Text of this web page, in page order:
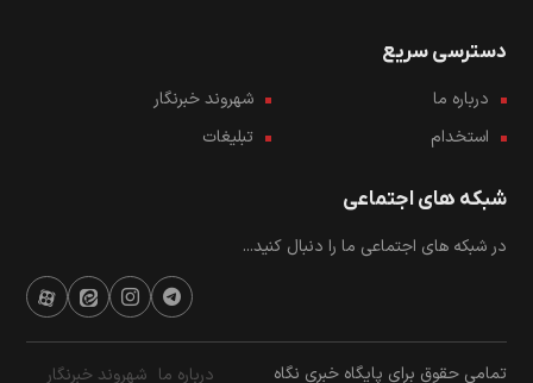
دسترسی سریع
درباره ما
شهروند خبرنگار
استخدام
تبلیغات
شبکه های اجتماعی
در شبکه های اجتماعی ما را دنبال کنید...
تمامی حقوق برای پایگاه خبری نگاه درباره ما شهروند خبرنگار